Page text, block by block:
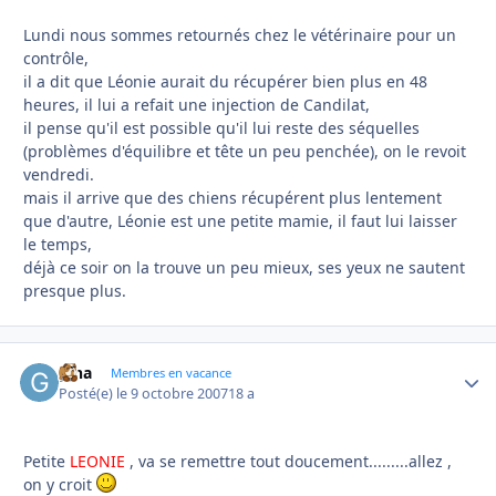
Lundi nous sommes retournés chez le vétérinaire pour un
contrôle,
il a dit que Léonie aurait du récupérer bien plus en 48
heures, il lui a refait une injection de Candilat,
il pense qu'il est possible qu'il lui reste des séquelles
(problèmes d'équilibre et tête un peu penchée), on le revoit
vendredi.
mais il arrive que des chiens récupérent plus lentement
que d'autre, Léonie est une petite mamie, il faut lui laisser
le temps,
déjà ce soir on la trouve un peu mieux, ses yeux ne sautent
presque plus.
gina Membres en vacance
Posté(e) le 9 octobre 200718 a
Petite LEONIE , va se remettre tout doucement.........allez ,
on y croit